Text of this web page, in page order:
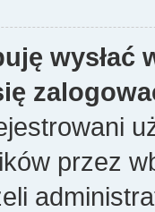
wysłać
przez